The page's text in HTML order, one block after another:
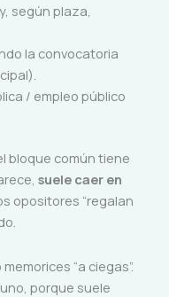
según plaza,
la convocatoria
/ empleo público
bloque común tiene
suele caer en
opositores “regalan
memorices “a ciegas”.
porque suele